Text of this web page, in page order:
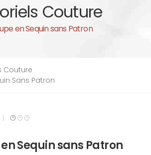
Couture
en Sequin sans Patron
Couture
Sans Patron
Sequin sans Patron